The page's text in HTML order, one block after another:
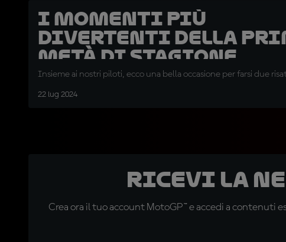
I momenti più
divertenti della
metà di stagione
Insieme ai nostri piloti, ecco una bella occasione per farsi due
22 lug 2024
Ricevi la
Crea ora il tuo account MotoGP™ e accedi a contenuti